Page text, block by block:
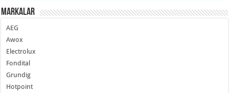
Markalar
AEG
Awox
Electrolux
Fondital
Grundig
Hotpoint